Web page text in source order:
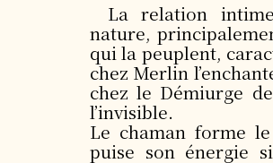
La relation
nature,
qui la peuplent,
chez Merlin
chez le Démiurge
l’invisible.
Le chaman forme
puise son énergie